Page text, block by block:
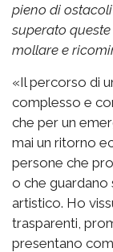
pieno di
superato
mollare e
«Il percorso di
complesso e
che per un
mai un ritorno
persone che
o che
artistico. Ho
trasparenti,
presentano